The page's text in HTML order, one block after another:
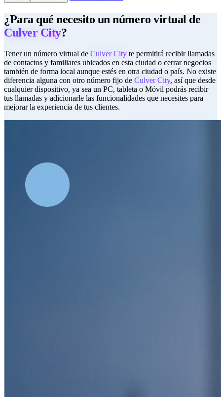
¿Para qué necesito un número virtual de
Culver City?
Tener un número virtual de Culver City te permitirá recibir llamadas
de contactos y familiares ubicados en esta ciudad o cerrar negocios
también de forma local aunque estés en otra ciudad o país. No existe
diferencia alguna con otro número fijo de Culver City, así que desde
cualquier dispositivo, ya sea un PC, tableta o Móvil podrás recibir
tus llamadas y adicionarle las funcionalidades que necesites para
mejorar la experiencia de tus clientes.